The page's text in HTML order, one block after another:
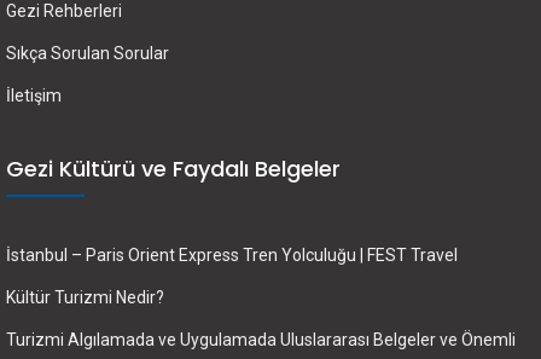
Gezi Rehberleri
Sıkça Sorulan Sorular
İletişim
Gezi Kültürü ve Faydalı Belgeler
İstanbul – Paris Orient Express Tren Yolculuğu | FEST Travel
Kültür Turizmi Nedir?
Turizmi Algılamada ve Uygulamada Uluslararası Belgeler ve Önemli